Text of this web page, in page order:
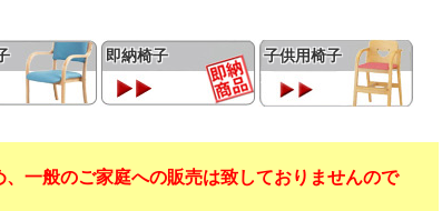
即納椅子 子供用椅子
一般のご家庭への販売は致しておりませんので